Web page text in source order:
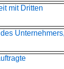
mit Dritten